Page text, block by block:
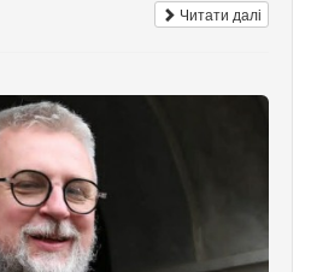
Читати далі